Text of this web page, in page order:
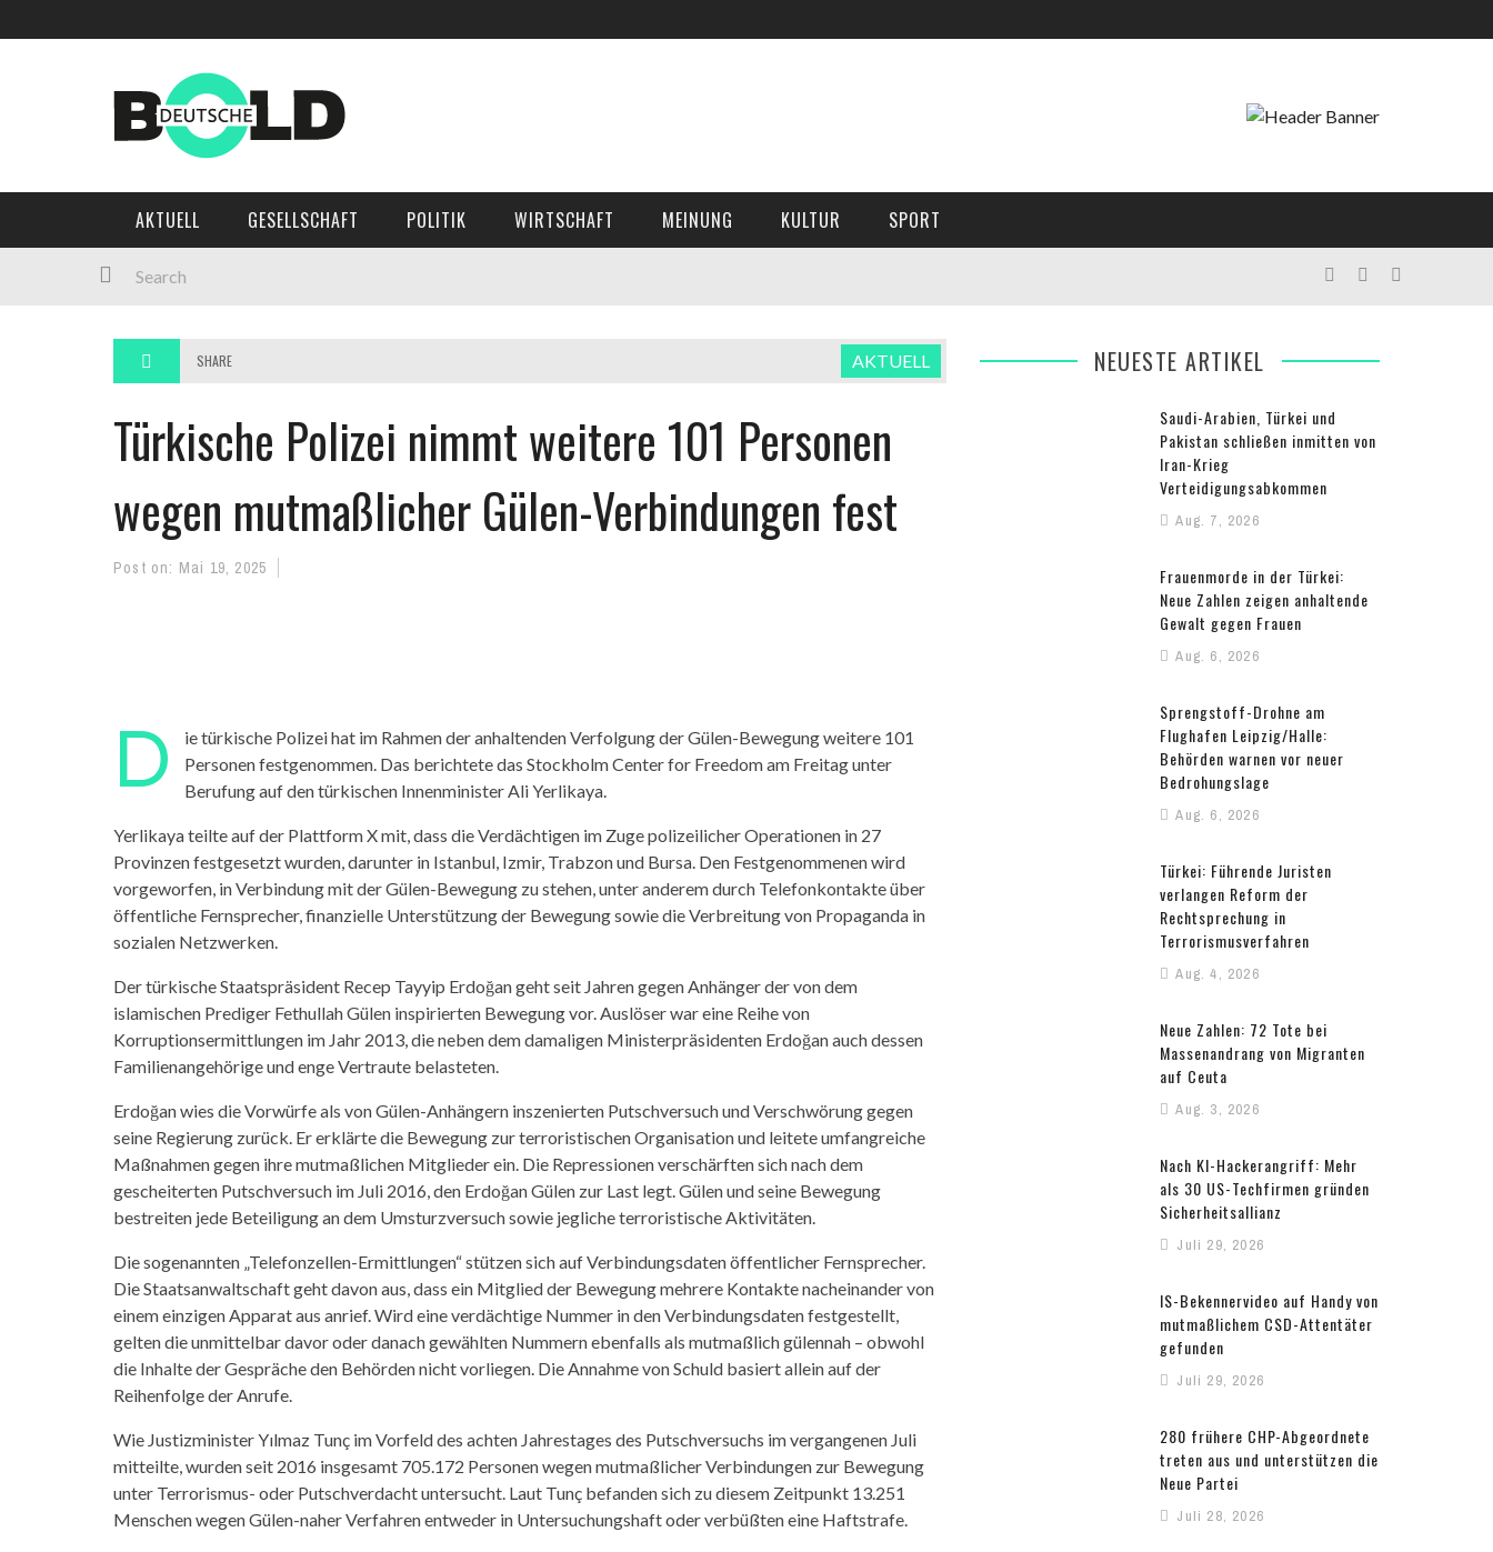
GESELLSCHAFT
WIRTSCHAFT
AKTUELL GESELLSCHAFT POLITIK WIRTSCHAFT MEINUNG KULTUR SPORT
SHARE AKTUELL
Türkische Polizei nimmt weitere 101 Personen
wegen mutmaßlicher Gülen-Verbindungen fest
Post on: Mai 19, 2025
D
ie türkische Polizei hat im Rahmen der anhaltenden Verfolgung der Gülen-Bewegung weitere 101
Personen festgenommen. Das berichtete das Stockholm Center for Freedom am Freitag unter
Berufung auf den türkischen Innenminister Ali Yerlikaya.
Yerlikaya teilte auf der Plattform X mit, dass die Verdächtigen im Zuge polizeilicher Operationen in 27
Provinzen festgesetzt wurden, darunter in Istanbul, Izmir, Trabzon und Bursa. Den Festgenommenen wird
vorgeworfen, in Verbindung mit der Gülen-Bewegung zu stehen, unter anderem durch Telefonkontakte über
öffentliche Fernsprecher, finanzielle Unterstützung der Bewegung sowie die Verbreitung von Propaganda in
sozialen Netzwerken.
Der türkische Staatspräsident Recep Tayyip Erdoğan geht seit Jahren gegen Anhänger der von dem
islamischen Prediger Fethullah Gülen inspirierten Bewegung vor. Auslöser war eine Reihe von
Korruptionsermittlungen im Jahr 2013, die neben dem damaligen Ministerpräsidenten Erdoğan auch dessen
Familienangehörige und enge Vertraute belasteten.
Erdoğan wies die Vorwürfe als von Gülen-Anhängern inszenierten Putschversuch und Verschwörung gegen
seine Regierung zurück. Er erklärte die Bewegung zur terroristischen Organisation und leitete umfangreiche
Maßnahmen gegen ihre mutmaßlichen Mitglieder ein. Die Repressionen verschärften sich nach dem
gescheiterten Putschversuch im Juli 2016, den Erdoğan Gülen zur Last legt. Gülen und seine Bewegung
bestreiten jede Beteiligung an dem Umsturzversuch sowie jegliche terroristische Aktivitäten.
Die sogenannten „Telefonzellen-Ermittlungen“ stützen sich auf Verbindungsdaten öffentlicher Fernsprecher.
Die Staatsanwaltschaft geht davon aus, dass ein Mitglied der Bewegung mehrere Kontakte nacheinander von
einem einzigen Apparat aus anrief. Wird eine verdächtige Nummer in den Verbindungsdaten festgestellt,
gelten die unmittelbar davor oder danach gewählten Nummern ebenfalls als mutmaßlich gülennah – obwohl
die Inhalte der Gespräche den Behörden nicht vorliegen. Die Annahme von Schuld basiert allein auf der
Reihenfolge der Anrufe.
Wie Justizminister Yılmaz Tunç im Vorfeld des achten Jahrestages des Putschversuchs im vergangenen Juli
mitteilte, wurden seit 2016 insgesamt 705.172 Personen wegen mutmaßlicher Verbindungen zur Bewegung
unter Terrorismus- oder Putschverdacht untersucht. Laut Tunç befanden sich zu diesem Zeitpunkt 13.251
Menschen wegen Gülen-naher Verfahren entweder in Untersuchungshaft oder verbüßten eine Haftstrafe.
NEUESTE ARTIKEL
Saudi-Arabien, Türkei und
Pakistan schließen inmitten von
Iran-Krieg
Verteidigungsabkommen
Aug. 7, 2026
Frauenmorde in der Türkei:
Neue Zahlen zeigen anhaltende
Gewalt gegen Frauen
Aug. 6, 2026
Sprengstoff-Drohne am
Flughafen Leipzig/Halle:
Behörden warnen vor neuer
Bedrohungslage
Aug. 6, 2026
Türkei: Führende Juristen
verlangen Reform der
Rechtsprechung in
Terrorismusverfahren
Aug. 4, 2026
Neue Zahlen: 72 Tote bei
Massenandrang von Migranten
auf Ceuta
Aug. 3, 2026
Nach KI-Hackerangriff: Mehr
als 30 US-Techfirmen gründen
Sicherheitsallianz
Juli 29, 2026
IS-Bekennervideo auf Handy von
mutmaßlichem CSD-Attentäter
gefunden
Juli 29, 2026
280 frühere CHP-Abgeordnete
treten aus und unterstützen die
Neue Partei
Juli 28, 2026